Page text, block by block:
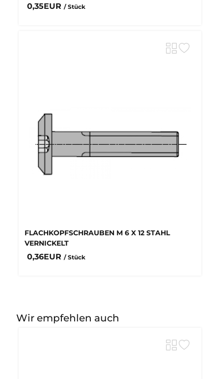
0,35EUR / Stück
FLACHKOPFSCHRAUBEN M 6 X 12 STAHL
VERNICKELT
0,36EUR / Stück
Wir empfehlen auch